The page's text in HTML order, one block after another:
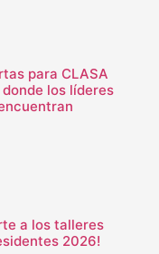
para CLASA
los líderes
a los talleres
2026!